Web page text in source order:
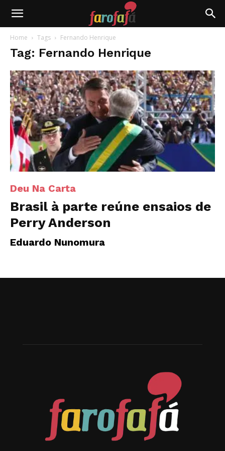
Farofafá
Home Tags Fernando Henrique
Tag: Fernando Henrique
Deu Na Carta
Brasil à parte reúne ensaios de
Perry Anderson
Eduardo Nunomura